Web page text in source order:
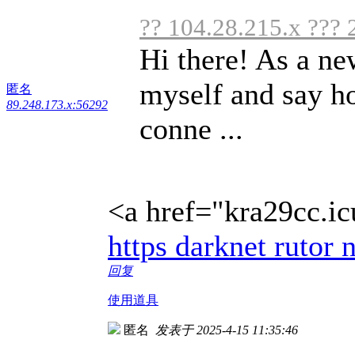
匿名
89.248.173.x:56292
?? 104.28.215.x ???
Hi there! As a
myself and say
conne ...
<a
https darknet rutor
回复
使用道具
匿名 发表于 2025-4-15 11:35:46